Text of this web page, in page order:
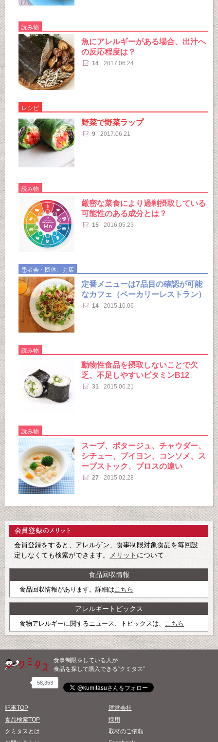
読み物
魚にアレルギーがある場合、出汁へ
の反応程度は？
14 2017.06.24
レシピ
野菜で野菜ラップ
9 2017.06.21
読み物
厳密な菜食により過剰摂取している
可能性のある成分とは？
15 2016.05.23
患者会・団体、お店
定番メニューは7品目の確認が可能
なカフェ（ベーカリーレストラン）
14 2015.10.06
読み物
動物性食品を摂取しないことで欠
乏、不足しやすいビタミンB12
31 2015.06.21
読み物
スープ、ポタージュ、チャウダー、
シチュー、ブイヨン、コンソメ、ス
ープストック、ブロスの違い
27 2015.02.28
会員登録をすると、アレルゲン、食事制限対象食品を毎回設
定しなくても検索ができます。
メリット について
食品回収情報
食品回収情報があります。詳細はこちら
アレルギートピックス
食物アレルギーに関するニュース、トピックスは、 こちら
食事制限をしている人が
食品を探して購入できる“クミタス”
58,353
記事TOP
食品検索TOP
クミタスとは
運営会社
採用
取材のご依頼